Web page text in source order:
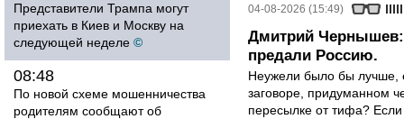
Представители Трампа могут
приехать в Киев и Москву на
следующей неделе ©
08:48
По новой схеме мошенничества
родителям сообщают об
04-08-2026 (15:49)
Дмитрий Чернышев:
предали Россию.
Неужели было бы лучше,
заговоре, придуманном
пересылке от тифа?